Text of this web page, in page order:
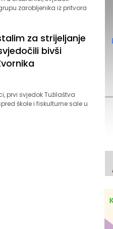
zarobljenika iz pritvora
za strijeljanje
bivši
prvi svjedok Tužilaštva
škole i fiskulturne sale u